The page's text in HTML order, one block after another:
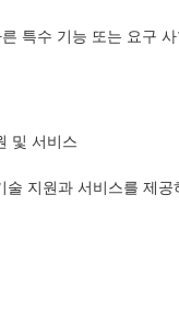
특수 기능 또는 요구
및 서비스
지원과 서비스를 제